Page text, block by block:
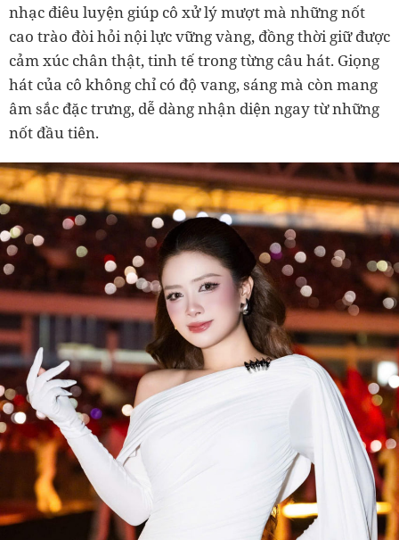
nhạc điêu luyện giúp cô xử lý mượt mà những nốt
cao trào đòi hỏi nội lực vững vàng, đồng thời giữ được
cảm xúc chân thật, tinh tế trong từng câu hát. Giọng
hát của cô không chỉ có độ vang, sáng mà còn mang
âm sắc đặc trưng, dễ dàng nhận diện ngay từ những
nốt đầu tiên.